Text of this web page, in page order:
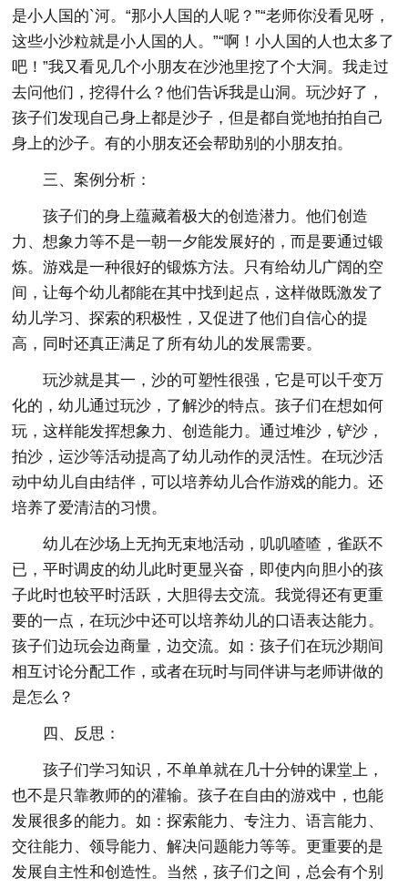
是小人国的`河。“那小人国的人呢？”“老师你没看见呀，
这些小沙粒就是小人国的人。”“啊！小人国的人也太多了
吧！”我又看见几个小朋友在沙池里挖了个大洞。我走过
去问他们，挖得什么？他们告诉我是山洞。玩沙好了，
孩子们发现自己身上都是沙子，但是都自觉地拍拍自己
身上的沙子。有的小朋友还会帮助别的小朋友拍。
三、案例分析：
孩子们的身上蕴藏着极大的创造潜力。他们创造
力、想象力等不是一朝一夕能发展好的，而是要通过锻
炼。游戏是一种很好的锻炼方法。只有给幼儿广阔的空
间，让每个幼儿都能在其中找到起点，这样做既激发了
幼儿学习、探索的积极性，又促进了他们自信心的提
高，同时还真正满足了所有幼儿的发展需要。
玩沙就是其一，沙的可塑性很强，它是可以千变万
化的，幼儿通过玩沙，了解沙的特点。孩子们在想如何
玩，这样能发挥想象力、创造能力。通过堆沙，铲沙，
拍沙，运沙等活动提高了幼儿动作的灵活性。在玩沙活
动中幼儿自由结伴，可以培养幼儿合作游戏的能力。还
培养了爱清洁的习惯。
幼儿在沙场上无拘无束地活动，叽叽喳喳，雀跃不
已，平时调皮的幼儿此时更显兴奋，即使内向胆小的孩
子此时也较平时活跃，大胆得去交流。我觉得还有更重
要的一点，在玩沙中还可以培养幼儿的口语表达能力。
孩子们边玩会边商量，边交流。如：孩子们在玩沙期间
相互讨论分配工作，或者在玩时与同伴讲与老师讲做的
是怎么？
四、反思：
孩子们学习知识，不单单就在几十分钟的课堂上，
也不是只靠教师的的灌输。孩子在自由的游戏中，也能
发展很多的能力。如：探索能力、专注力、语言能力、
交往能力、领导能力、解决问题能力等等。更重要的是
发展自主性和创造性。当然，孩子们之间，总会有个别